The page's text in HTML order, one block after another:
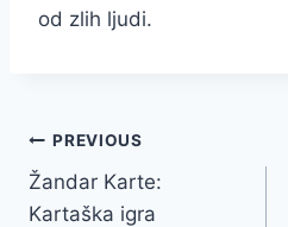
od zlih ljudi.
Navigacija
članaka
PREVIOUS
Žandar Karte:
Kartaška igra